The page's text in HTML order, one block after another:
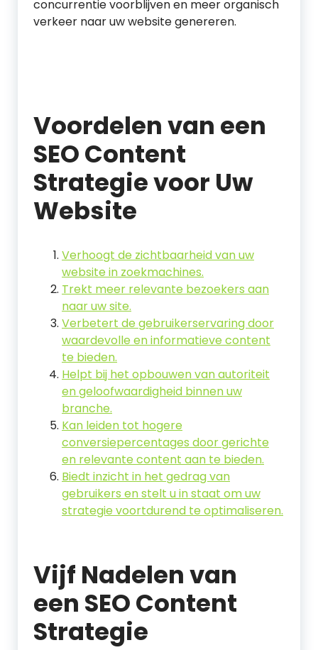
concurrentie voorblijven en meer organisch
verkeer naar uw website genereren.
Voordelen van een
SEO Content
Strategie voor Uw
Website
Verhoogt de zichtbaarheid van uw
website in zoekmachines.
Trekt meer relevante bezoekers aan
naar uw site.
Verbetert de gebruikerservaring door
waardevolle en informatieve content
te bieden.
Helpt bij het opbouwen van autoriteit
en geloofwaardigheid binnen uw
branche.
Kan leiden tot hogere
conversiepercentages door gerichte
en relevante content aan te bieden.
Biedt inzicht in het gedrag van
gebruikers en stelt u in staat om uw
strategie voortdurend te optimaliseren.
Vijf Nadelen van
een SEO Content
Strategie